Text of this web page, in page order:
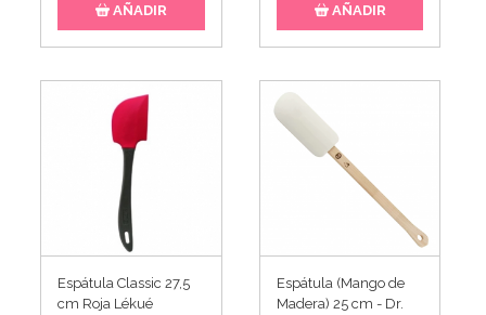
AÑADIR AÑADIR
Espátula Classic 27,5
cm Roja Lékué
Espátula (Mango de
Madera) 25 cm - Dr.